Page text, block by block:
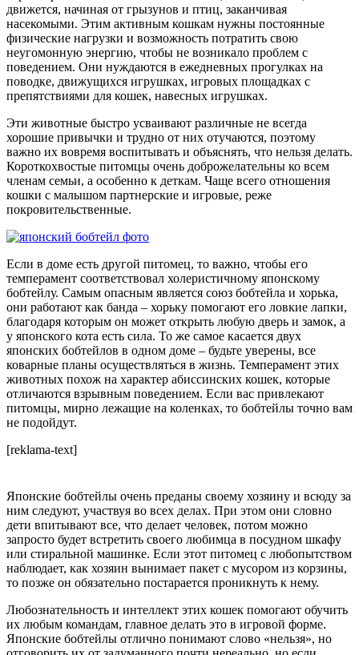
движется, начиная от грызунов и птиц, заканчивая
насекомыми. Этим активным кошкам нужны постоянные
физические нагрузки и возможность потратить свою
неугомонную энергию, чтобы не возникало проблем с
поведением. Они нуждаются в ежедневных прогулках на
поводке, движущихся игрушках, игровых площадках с
препятствиями для кошек, навесных игрушках.
Эти животные быстро усваивают различные не всегда
хорошие привычки и трудно от них отучаются, поэтому
важно их вовремя воспитывать и объяснять, что нельзя делать.
Короткохвостые питомцы очень доброжелательны ко всем
членам семьи, а особенно к деткам. Чаще всего отношения
кошки с малышом партнерские и игровые, реже
покровительственные.
Если в доме есть другой питомец, то важно, чтобы его
темперамент соответствовал холеристичному японскому
бобтейлу. Самым опасным является союз бобтейла и хорька,
они работают как банда – хорьку помогают его ловкие лапки,
благодаря которым он может открыть любую дверь и замок, а
у японского кота есть сила. То же самое касается двух
японских бобтейлов в одном доме – будьте уверены, все
коварные планы осуществляться в жизнь. Темперамент этих
животных похож на характер абиссинских кошек, которые
отличаются взрывным поведением. Если вас привлекают
питомцы, мирно лежащие на коленках, то бобтейлы точно вам
не подойдут.
[reklama-text]
Японские бобтейлы очень преданы своему хозяину и всюду за
ним следуют, участвуя во всех делах. При этом они словно
дети впитывают все, что делает человек, потом можно
запросто будет встретить своего любимца в посудном шкафу
или стиральной машинке. Если этот питомец с любопытством
наблюдает, как хозяин вынимает пакет с мусором из корзины,
то позже он обязательно постарается проникнуть к нему.
Любознательность и интеллект этих кошек помогают обучить
их любым командам, главное делать это в игровой форме.
Японские бобтейлы отлично понимают слово «нельзя», но